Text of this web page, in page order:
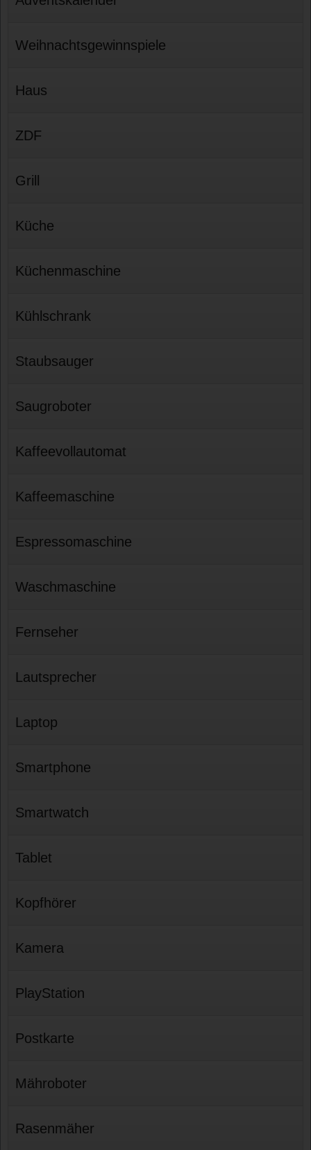
Weihnachtsgewinnspiele
Haus
ZDF
Grill
Küche
Küchenmaschine
Kühlschrank
Staubsauger
Saugroboter
Kaffeevollautomat
Kaffeemaschine
Espressomaschine
Waschmaschine
Fernseher
Lautsprecher
Laptop
Smartphone
Smartwatch
Tablet
Kopfhörer
Kamera
PlayStation
Postkarte
Mähroboter
Rasenmäher